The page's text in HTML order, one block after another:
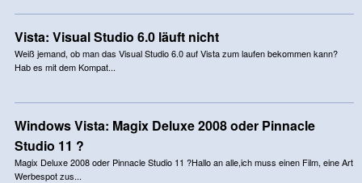
Vista: Visual Studio 6.0 läuft nicht
Weiß jemand, ob man das Visual Studio 6.0 auf Vista zum laufen bekommen kann?
Hab es mit dem Kompat...
Windows Vista: Magix Deluxe 2008 oder Pinnacle
Studio 11 ?
Magix Deluxe 2008 oder Pinnacle Studio 11 ?Hallo an alle,ich muss einen Film, eine Art
Werbespot zus...